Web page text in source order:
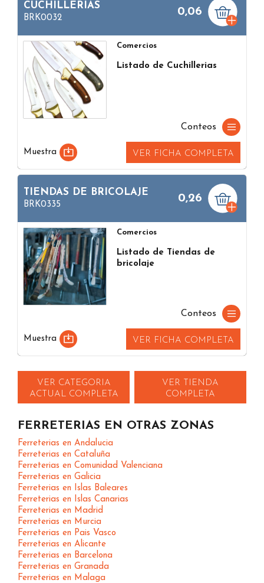
CUCHILLERIAS
BRK0032
0,06
Comercios
Listado de Cuchillerias
Conteos
Muestra VER FICHA COMPLETA
TIENDAS DE BRICOLAJE
BRK0335
0,26
Comercios
Listado de Tiendas de
bricolaje
Conteos
Muestra VER FICHA COMPLETA
VER CATEGORIA
ACTUAL COMPLETA
VER TIENDA
COMPLETA
FERRETERIAS EN OTRAS ZONAS
Ferreterias en Andalucia
Ferreterias en Cataluña
Ferreterias en Comunidad Valenciana
Ferreterias en Galicia
Ferreterias en Islas Baleares
Ferreterias en Islas Canarias
Ferreterias en Madrid
Ferreterias en Murcia
Ferreterias en Pais Vasco
Ferreterias en Alicante
Ferreterias en Barcelona
Ferreterias en Granada
Ferreterias en Malaga